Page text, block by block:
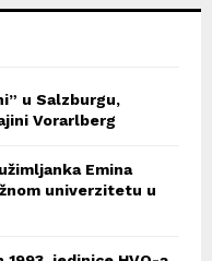
u Salzburgu,
Vorarlberg
Emina
univerzitetu u